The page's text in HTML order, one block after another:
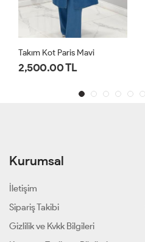
2,000.00 TL
Kurumsal
İletişim
Sipariş Takibi
Gizlilik ve Kvkk Bilgileri